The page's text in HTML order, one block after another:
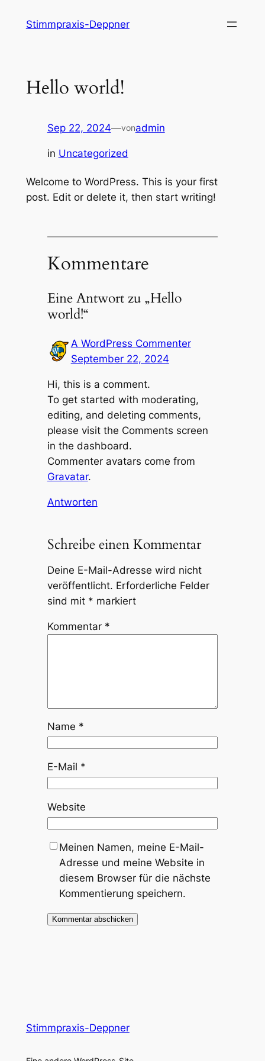
Stimmpraxis-Deppner
Hello world!
Sep 22, 2024—vonadmin
in Uncategorized
Welcome to WordPress. This is your first
post. Edit or delete it, then start writing!
Kommentare
Eine Antwort zu „Hello
world!“
A WordPress Commenter
September 22, 2024
Hi, this is a comment.
To get started with moderating,
editing, and deleting comments,
please visit the Comments screen
in the dashboard.
Commenter avatars come from
Gravatar.
Antworten
Schreibe einen Kommentar
Deine E-Mail-Adresse wird nicht
veröffentlicht. Erforderliche Felder
sind mit * markiert
Kommentar *
Name *
E-Mail *
Website
Meinen Namen, meine E-Mail-
Adresse und meine Website in
diesem Browser für die nächste
Kommentierung speichern.
Stimmpraxis-Deppner